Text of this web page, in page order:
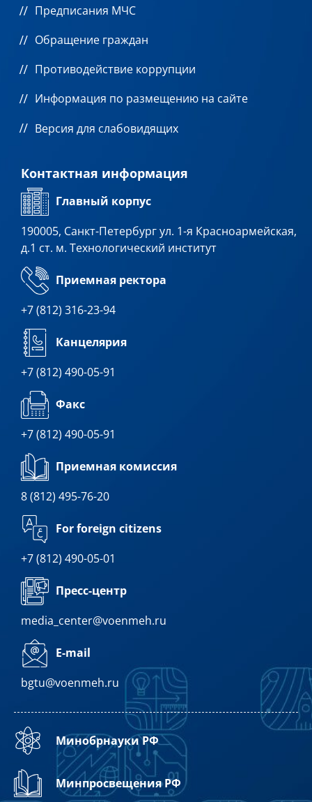
Предписания МЧС
Обращение граждан
Противодействие коррупции
Информация по размещению на сайте
Версия для слабовидящих
Контактная информация
Главный корпус
190005, Санкт-Петербург ул. 1-я Красноармейская,
д.1 ст. м. Технологический институт
Приемная ректора
+7 (812) 316-23-94
Канцелярия
+7 (812) 490-05-91
Факс
+7 (812) 490-05-91
Приемная комиссия
8 (812) 495-76-20
For foreign citizens
+7 (812) 490-05-01
Пресс-центр
media_center@voenmeh.ru
E-mail
bgtu@voenmeh.ru
Минобрнауки РФ
Минпросвещения РФ